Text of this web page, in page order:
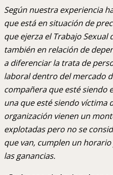
Según nuestra experiencia
que está en situación de
que ejerza el Trabajo
también en relación de
a diferenciar la trata de
laboral dentro del mercado
compañera que esté siendo
una que esté siendo víctima
organización vienen un
explotadas pero no se
que van, cumplen un
las ganancias.